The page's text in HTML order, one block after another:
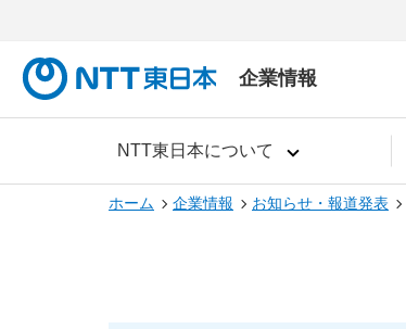
企業情報
NTT東日本について
ホーム 企業情報 お知らせ・報道発表